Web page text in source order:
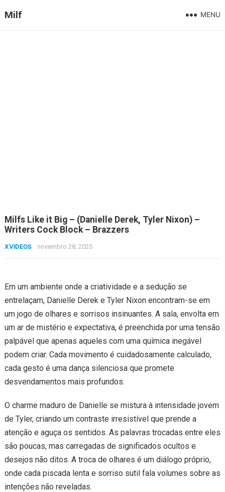
Milf MENU
Milfs Like it Big – (Danielle Derek, Tyler Nixon) –
Writers Cock Block – Brazzers
XVIDEOS novembro 28, 2025
Em um ambiente onde a criatividade e a sedução se
entrelaçam, Danielle Derek e Tyler Nixon encontram-se em
um jogo de olhares e sorrisos insinuantes. A sala, envolta em
um ar de mistério e expectativa, é preenchida por uma tensão
palpável que apenas aqueles com uma química inegável
podem criar. Cada movimento é cuidadosamente calculado,
cada gesto é uma dança silenciosa que promete
desvendamentos mais profundos.
O charme maduro de Danielle se mistura à intensidade jovem
de Tyler, criando um contraste irresistível que prende a
atenção e aguça os sentidos. As palavras trocadas entre eles
são poucas, mas carregadas de significados ocultos e
desejos não ditos. A troca de olhares é um diálogo próprio,
onde cada piscada lenta e sorriso sutil fala volumes sobre as
intenções não reveladas.